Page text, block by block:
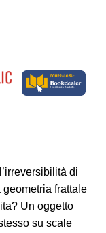
di
frattale
Un oggetto
su scale